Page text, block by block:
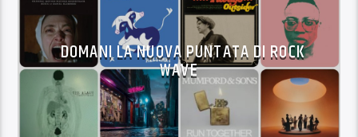
DOMANI LA NUOVA PUNTATA DI ROCK
WAVE